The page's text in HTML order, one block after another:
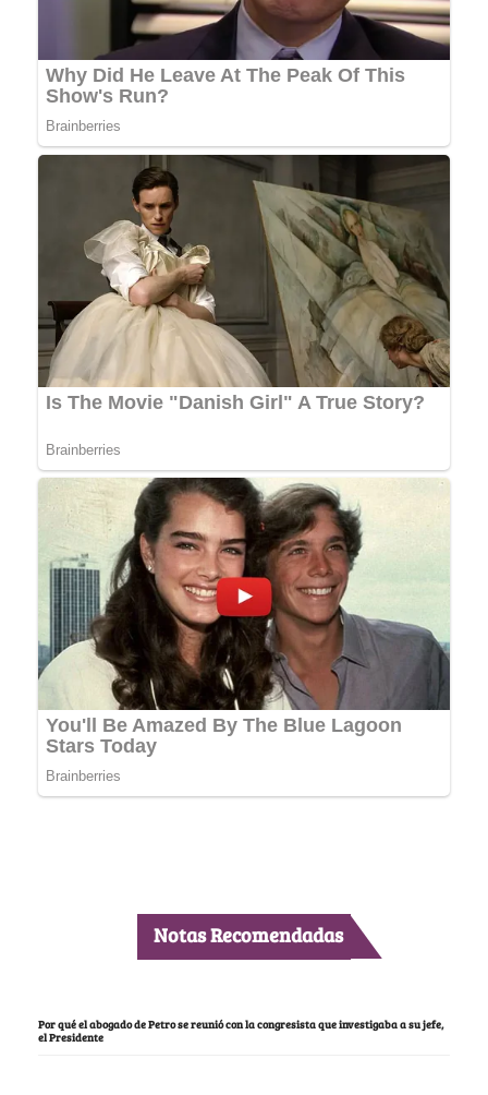
Notas Recomendadas
Por qué el abogado de Petro se reunió con la congresista que investigaba a su jefe,
el Presidente